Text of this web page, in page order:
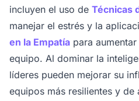
incluyen el uso de Técnicas
manejar el estrés y la
en la Empatía para
equipo. Al dominar la
líderes pueden mejorar su
equipos más resilientes y